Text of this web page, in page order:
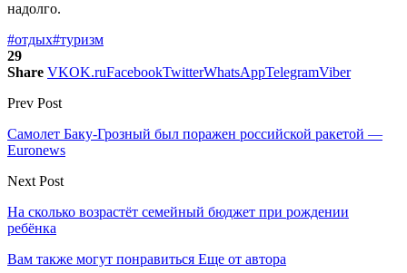
надолго.
#отдых#туризм
29
Share VKOK.ruFacebookTwitterWhatsAppTelegramViber
Prev Post
Самолет Баку-Грозный был поражен российской ракетой —
Euronews
Next Post
На сколько возрастёт семейный бюджет при рождении
ребёнка
Вам также могут понравиться Еще от автора